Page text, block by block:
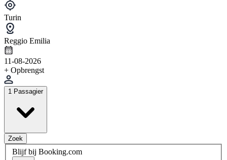
Turin
Reggio Emilia
11-08-2026
+ Opbrengst
1 Passagier
Zoek
Blijf bij Booking.com